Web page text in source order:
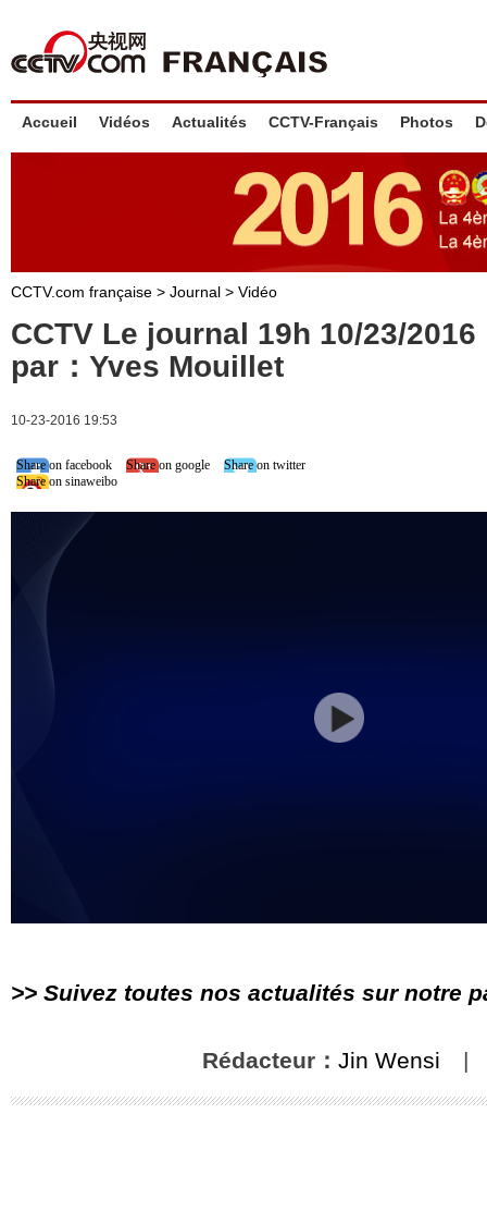
Accueil Vidéos Actualités CCTV-Français Photos
CCTV.com française > Journal > Vidéo
CCTV Le journal 19h 10/23/
par：Yves Mouillet
10-23-2016 19:53
Share on facebook Share on google
Share on twitter
Share on sinaweibo
>> Suivez toutes nos actualités sur notre
Rédacteur： Jin Wensi